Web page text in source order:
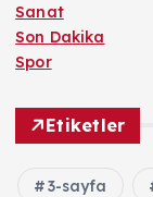
Sanat
Son Dakika
Spor
Etiketler
3-sayfa